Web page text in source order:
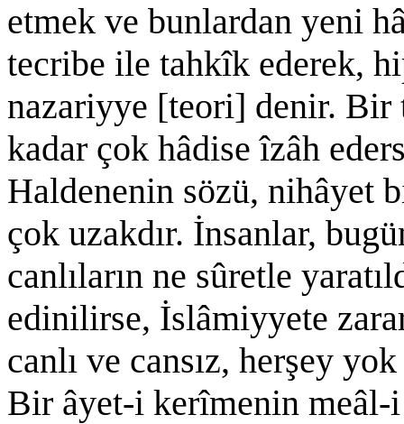
etmek ve bunlardan yeni
tecribe ile tahkîk ederek,
nazariyye [teori] denir. Bir
kadar çok hâdise îzâh
Haldenenin sözü, nihâyet
çok uzakdır. İnsanlar,
canlıların ne sûretle
edinilirse, İslâmiyyete
canlı ve cansız, herşey
Bir âyet-i kerîmenin